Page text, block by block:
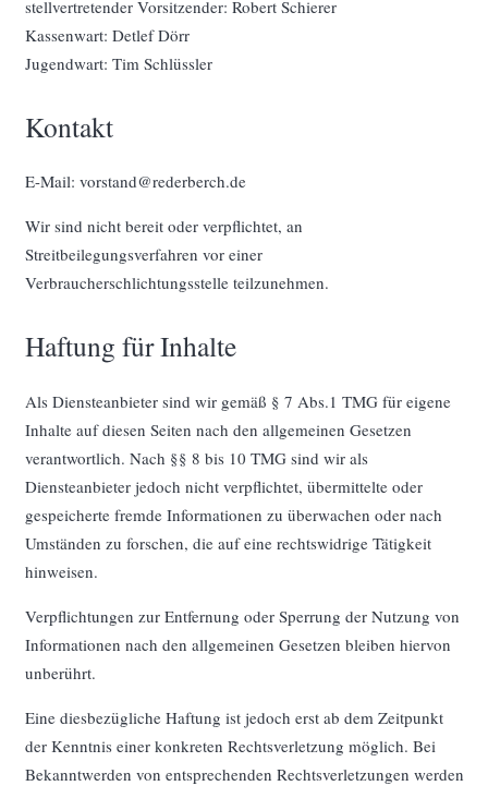
stellvertretender Vorsitzender: Robert Schierer
Kassenwart: Detlef Dörr
Jugendwart: Tim Schlüssler
Kontakt
E-Mail: vorstand@rederberch.de
Wir sind nicht bereit oder verpflichtet, an
Streitbeilegungsverfahren vor einer
Verbraucherschlichtungsstelle teilzunehmen.
Haftung für Inhalte
Als Diensteanbieter sind wir gemäß § 7 Abs.1 TMG für eigene
Inhalte auf diesen Seiten nach den allgemeinen Gesetzen
verantwortlich. Nach §§ 8 bis 10 TMG sind wir als
Diensteanbieter jedoch nicht verpflichtet, übermittelte oder
gespeicherte fremde Informationen zu überwachen oder nach
Umständen zu forschen, die auf eine rechtswidrige Tätigkeit
hinweisen.
Verpflichtungen zur Entfernung oder Sperrung der Nutzung von
Informationen nach den allgemeinen Gesetzen bleiben hiervon
unberührt.
Eine diesbezügliche Haftung ist jedoch erst ab dem Zeitpunkt
der Kenntnis einer konkreten Rechtsverletzung möglich. Bei
Bekanntwerden von entsprechenden Rechtsverletzungen werden